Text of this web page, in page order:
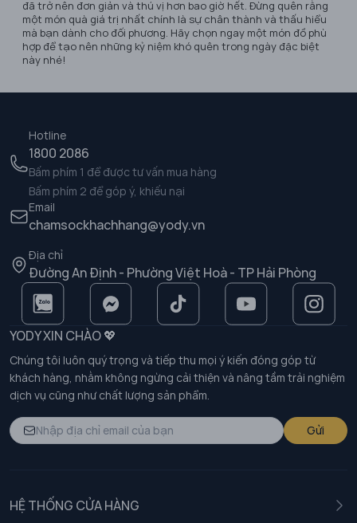
đã trở nên đơn giản và thú vị hơn bao giờ hết. Đừng quên rằng
một món quà giá trị nhất chính là sự chân thành và thấu hiểu
mà bạn dành cho đối phương. Hãy chọn ngay một món đồ phù
hợp để tạo nên những kỷ niệm khó quên trong ngày đặc biệt
này nhé!
Hotline
1800 2086
Bấm phím 1 để được tư vấn mua hàng
Bấm phím 2 để góp ý, khiếu nại
Email
chamsockhachhang@yody.vn
Địa chỉ
Đường An Định - Phường Việt Hoà - TP Hải Phòng
YODY XIN CHÀO 💖
Chúng tôi luôn quý trọng và tiếp thu mọi ý kiến đóng góp từ
khách hàng, nhằm không ngừng cải thiện và nâng tầm trải nghiệm
dịch vụ cũng như chất lượng sản phẩm.
Gửi
HỆ THỐNG CỬA HÀNG